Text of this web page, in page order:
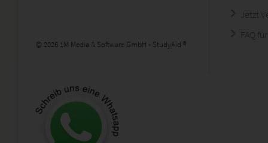
© 2026 1M Media & Software GmbH - StudyAid ®
Jetzt
FAQ